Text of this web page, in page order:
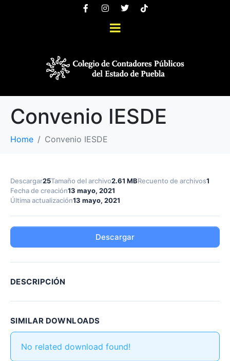
Convenio IESDE
Home Convenio IESDE
Descargar25Tamaño del archivo2.61 MBRecuento de archivos1
Fecha de creación13 mayo, 2021
Última actualización13 mayo, 2021
Descargar
DESCRIPCIÓN
SIMILAR DOWNLOADS
No related download found!